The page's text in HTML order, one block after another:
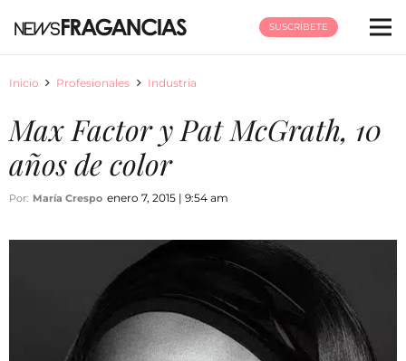
SUSCRÍBETE
Inicio Profesionales Industria
Max Factor y Pat McGrath, 10
años de color
Por: María Crespo enero 7, 2015 | 9:54 am